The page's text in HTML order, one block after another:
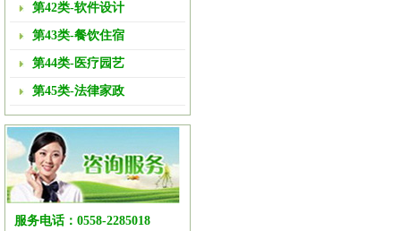
第42类-软件设计
第43类-餐饮住宿
第44类-医疗园艺
第45类-法律家政
服务电话：0558-2285018